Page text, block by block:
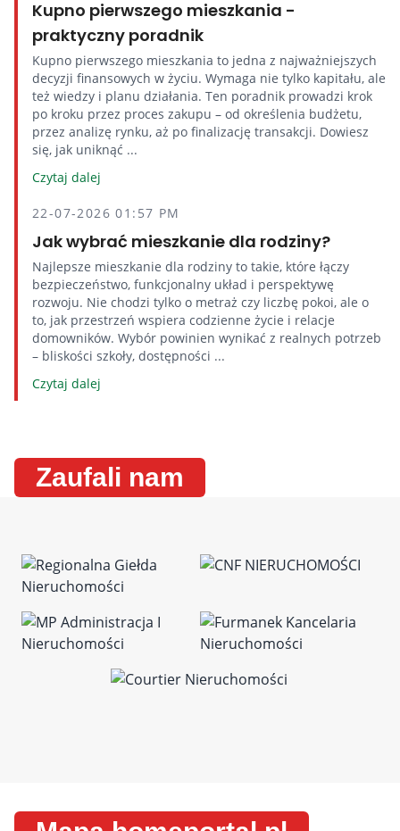
Kupno pierwszego mieszkania -
praktyczny poradnik
Kupno pierwszego mieszkania to jedna z najważniejszych
decyzji finansowych w życiu. Wymaga nie tylko kapitału, ale
też wiedzy i planu działania. Ten poradnik prowadzi krok
po kroku przez proces zakupu – od określenia budżetu,
przez analizę rynku, aż po finalizację transakcji. Dowiesz
się, jak uniknąć ...
Czytaj dalej
22-07-2026 01:57 PM
Jak wybrać mieszkanie dla rodziny?
Najlepsze mieszkanie dla rodziny to takie, które łączy
bezpieczeństwo, funkcjonalny układ i perspektywę
rozwoju. Nie chodzi tylko o metraż czy liczbę pokoi, ale o
to, jak przestrzeń wspiera codzienne życie i relacje
domowników. Wybór powinien wynikać z realnych potrzeb
– bliskości szkoły, dostępności ...
Czytaj dalej
Zaufali nam